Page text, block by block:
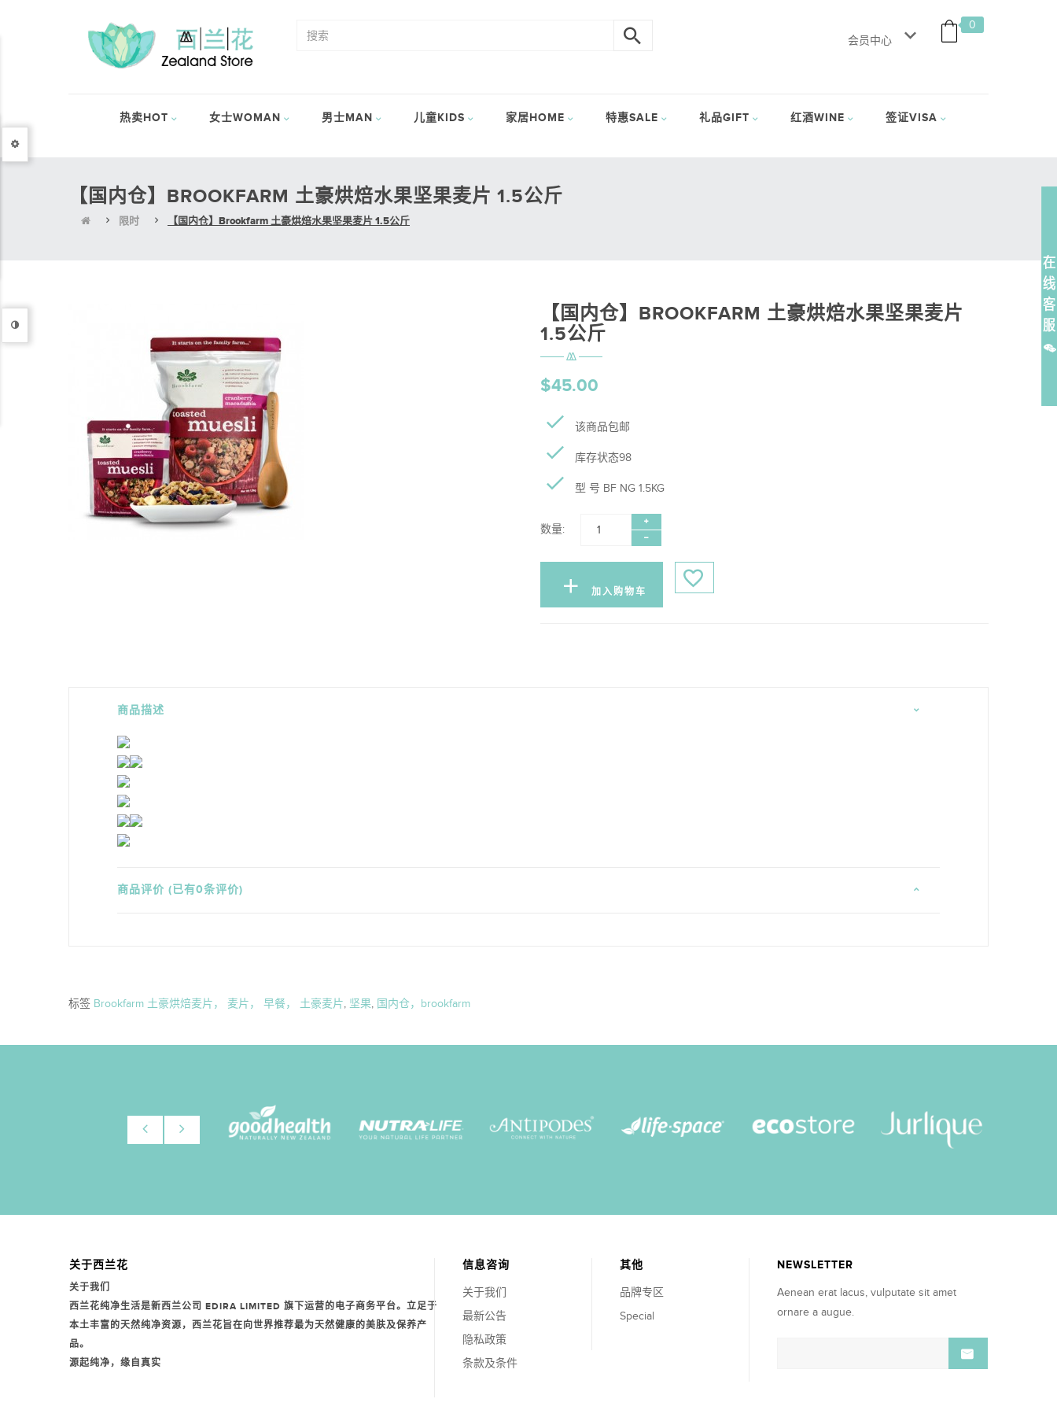
0
会员中心
热卖HOT 女士WOMAN 男士MAN 儿童KIDS 家居HOME 特惠SALE 礼品GIFT 红酒WINE 签证VISA
【国内仓】BROOKFARM 土豪烘焙水果坚果麦片 1.5公斤
限时 【国内仓】Brookfarm 土豪烘焙水果坚果麦片 1.5公斤
【国内仓】BROOKFARM 土豪烘焙水果坚果麦片
1.5公斤
$45.00
该商品包邮
库存状态98
型 号 BF NG 1.5KG
数量:
加入购物车
商品描述
商品评价 (已有0条评价)
标签 Brookfarm 土豪烘焙麦片， 麦片， 早餐， 土豪麦片, 坚果, 国内仓，brookfarm
关于西兰花
关于我们
西兰花纯净生活是新西兰公司 EDIRA LIMITED 旗下运营的电子商务平台。立足于
本土丰富的天然纯净资源，西兰花旨在向世界推荐最为天然健康的美肤及保养产
品。
源起纯净，缘自真实
信息咨询
关于我们
最新公告
隐私政策
条款及条件
其他
品牌专区
Special
NEWSLETTER
Aenean erat lacus, vulputate sit amet
ornare a augue.